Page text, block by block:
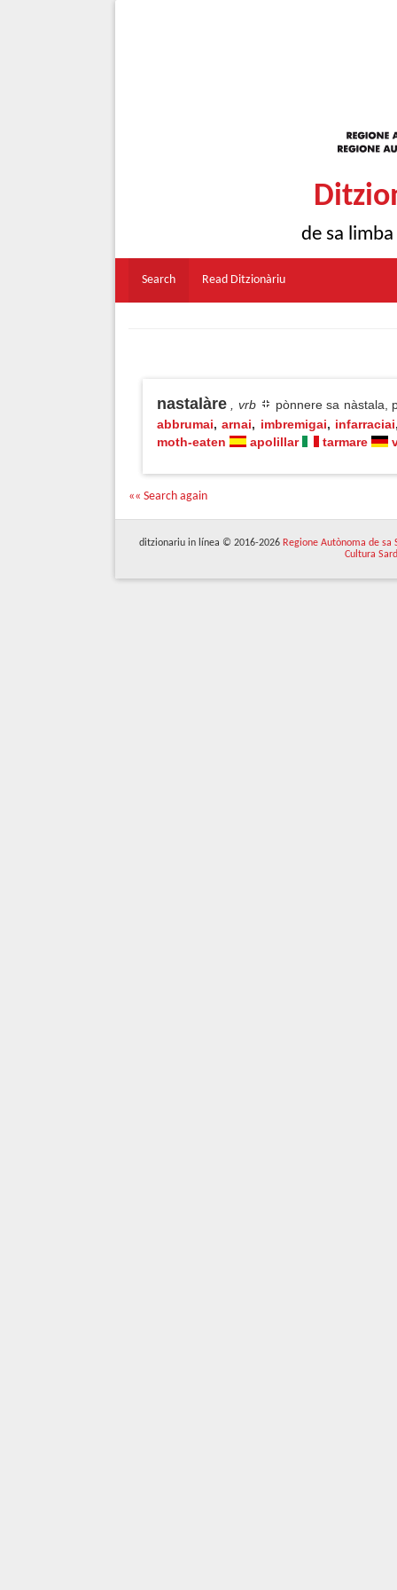
de sa
Search Read Ditzionàriu
nastalàre , vrb
pònnere sa nàstala,
abbrumai,arnai, imbremigai, infarraciai
moth-eaten
apolillar tarmare
«« Search again
ditzionariu in línea © 2016-2026 Regione Autònoma de sa
Cultura